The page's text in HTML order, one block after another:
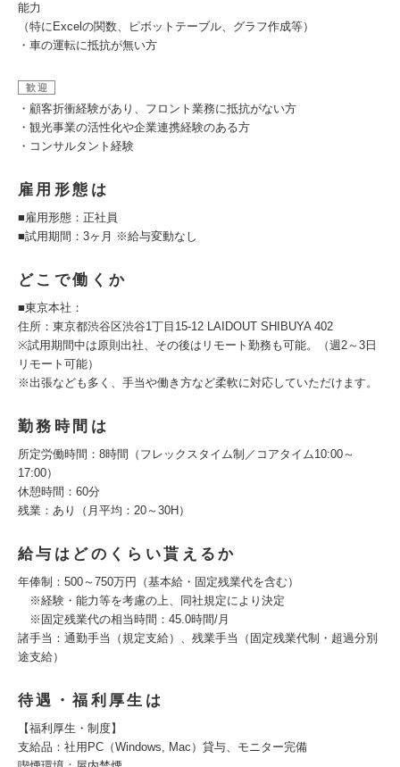
能力
（特にExcelの関数、ピボットテーブル、グラフ作成等）
・車の運転に抵抗が無い方
歓迎
・顧客折衝経験があり、フロント業務に抵抗がない方
・観光事業の活性化や企業連携経験のある方
・コンサルタント経験
雇用形態は
■雇用形態：正社員
■試用期間：3ヶ月 ※給与変動なし
どこで働くか
■東京本社：
住所：東京都渋谷区渋谷1丁目15-12 LAIDOUT SHIBUYA 402
※試用期間中は原則出社、その後はリモート勤務も可能。（週2～3日
リモート可能）
※出張なども多く、手当や働き方など柔軟に対応していただけます。
勤務時間は
所定労働時間：8時間（フレックスタイム制／コアタイム10:00～
17:00）
休憩時間：60分
残業：あり（月平均：20～30H）
給与はどのくらい貰えるか
年俸制：500～750万円（基本給・固定残業代を含む）
※経験・能力等を考慮の上、同社規定により決定
※固定残業代の相当時間：45.0時間/月
諸手当：通勤手当（規定支給）、残業手当（固定残業代制・超過分別
途支給）
待遇・福利厚生は
【福利厚生・制度】
支給品：社用PC（Windows, Mac）貸与、モニター完備